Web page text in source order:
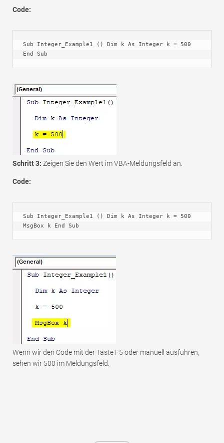
Code:
Sub Integer_Example1 () Dim k As Integer k = 500
End Sub
Schritt 3: Zeigen Sie den Wert im VBA-Meldungsfeld an.
Code:
Sub Integer_Example1 () Dim k As Integer k = 500
MsgBox k End Sub
Wenn wir den Code mit der Taste F5 oder manuell ausführen,
sehen wir 500 im Meldungsfeld.